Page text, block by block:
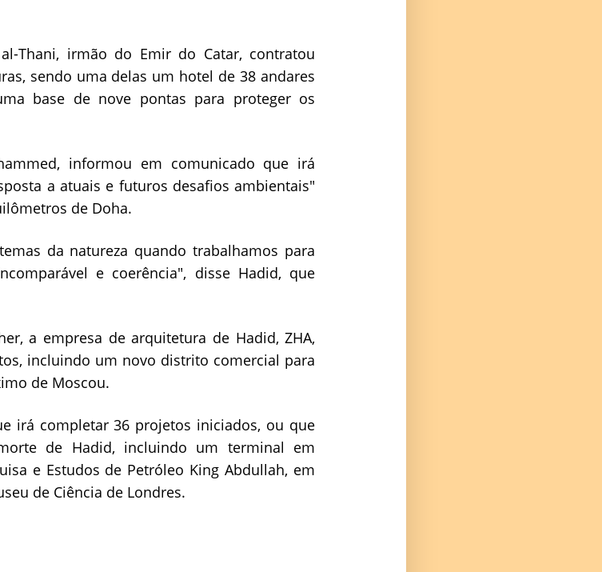
Thani, irmão do Emir do Catar, contratou
sendo uma delas um hotel de 38 andares
base de nove pontas para proteger os
informou em comunicado que irá
a atuais e futuros desafios ambientais"
de Doha.
da natureza quando trabalhamos para
e coerência", disse Hadid, que
a empresa de arquitetura de Hadid, ZHA,
incluindo um novo distrito comercial para
de Moscou.
irá completar 36 projetos iniciados, ou que
de Hadid, incluindo um terminal em
e Estudos de Petróleo King Abdullah, em
de Ciência de Londres.